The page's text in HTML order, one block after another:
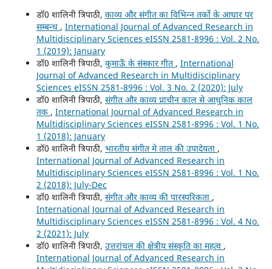
डॉ0 शालिनी त्रिपाठी, काव्य और संगीत का विभिन्न तर्को के आधार पर
सम्बन्ध , International Journal of Advanced Research in
Multidisciplinary Sciences eISSN 2581-8996 : Vol. 2 No.
1 (2019): January
डॉ0 शालिनी त्रिपाठी, कुमाऊँ के संस्कार गीत , International
Journal of Advanced Research in Multidisciplinary
Sciences eISSN 2581-8996 : Vol. 3 No. 2 (2020): July
डॉ0 शालिनी त्रिपाठी, संगीत और काव्य प्राचीन काल से आधुनिक काल
तक , International Journal of Advanced Research in
Multidisciplinary Sciences eISSN 2581-8996 : Vol. 1 No.
1 (2018): January
डॉ0 शालिनी त्रिपाठी, भारतीय संगीत मे ताल की उपादेयता ,
International Journal of Advanced Research in
Multidisciplinary Sciences eISSN 2581-8996 : Vol. 1 No.
2 (2018): July-Dec
डॉ0 शालिनी त्रिपाठी, संगीत और काव्य की पारस्परिकता ,
International Journal of Advanced Research in
Multidisciplinary Sciences eISSN 2581-8996 : Vol. 4 No.
2 (2021): July
डॉ0 शालिनी त्रिपाठी, उत्तरांचल की क्षेत्रीय संस्कृति का महत्व ,
International Journal of Advanced Research in